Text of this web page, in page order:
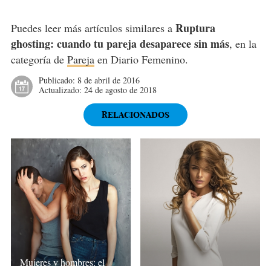
Puedes leer más artículos similares a Ruptura
ghosting: cuando tu pareja desaparece sin más, en la
categoría de Parejaen Diario Femenino.
Publicado: 8 de abril de 2016
Actualizado: 24 de agosto de 2018
RELACIONADOS
Mujeres y hombres: el